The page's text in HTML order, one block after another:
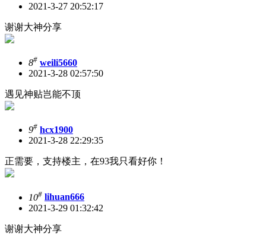
2021-3-27 20:52:17
谢谢大神分享
8# weili5660
2021-3-28 02:57:50
遇见神贴岂能不顶
9# hcx1900
2021-3-28 22:29:35
正需要，支持楼主，在93我只看好你！
10# lihuan666
2021-3-29 01:32:42
谢谢大神分享